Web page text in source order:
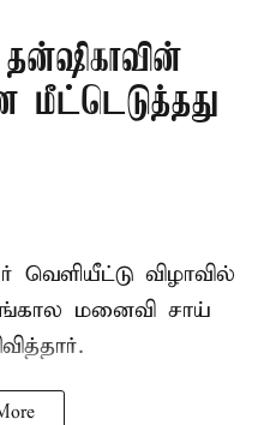
வெளியீட்டு விழாவில்
மனைவி சாய்